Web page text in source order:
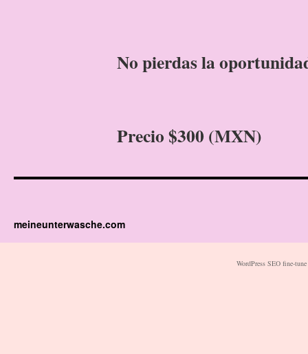
No pierdas la
Precio $300 (MXN)
meineunterwasche.com
WordPress SEO fine-